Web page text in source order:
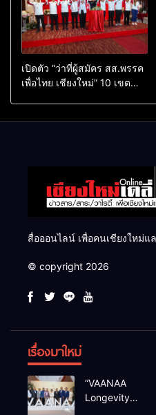
เปิดตัว “ว่าที่ผู้สมัคร สส.พรรค
เพื่อไทย เชียงใหม่” 10 เขต
สื่อออนไลน์ เพื่อคนเชียงใหม่แ
© copyright 2026
เรื่องมาใหม่
“VAANAA
Longevity